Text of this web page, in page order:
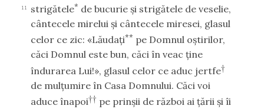
11 strigătele* de bucurie şi strigătele de veselie,
cântecele mirelui şi cântecele miresei, glasul
celor ce zic: «Lăudaţi** pe Domnul oştirilor,
căci Domnul este bun, căci în veac ţine
îndurarea Lui!», glasul celor ce aduc jertfe†
de mulţumire în Casa Domnului. Căci voi
aduce înapoi†† pe prinşii de război ai ţării şi îi